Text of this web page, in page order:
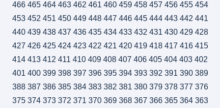
466 465 464 463 462 461 460 459 458 457 456 455 454
453 452 451 450 449 448 447 446 445 444 443 442 441
440 439 438 437 436 435 434 433 432 431 430 429 428
427 426 425 424 423 422 421 420 419 418 417 416 415
414 413 412 411 410 409 408 407 406 405 404 403 402
401 400 399 398 397 396 395 394 393 392 391 390 389
388 387 386 385 384 383 382 381 380 379 378 377 376
375 374 373 372 371 370 369 368 367 366 365 364 363